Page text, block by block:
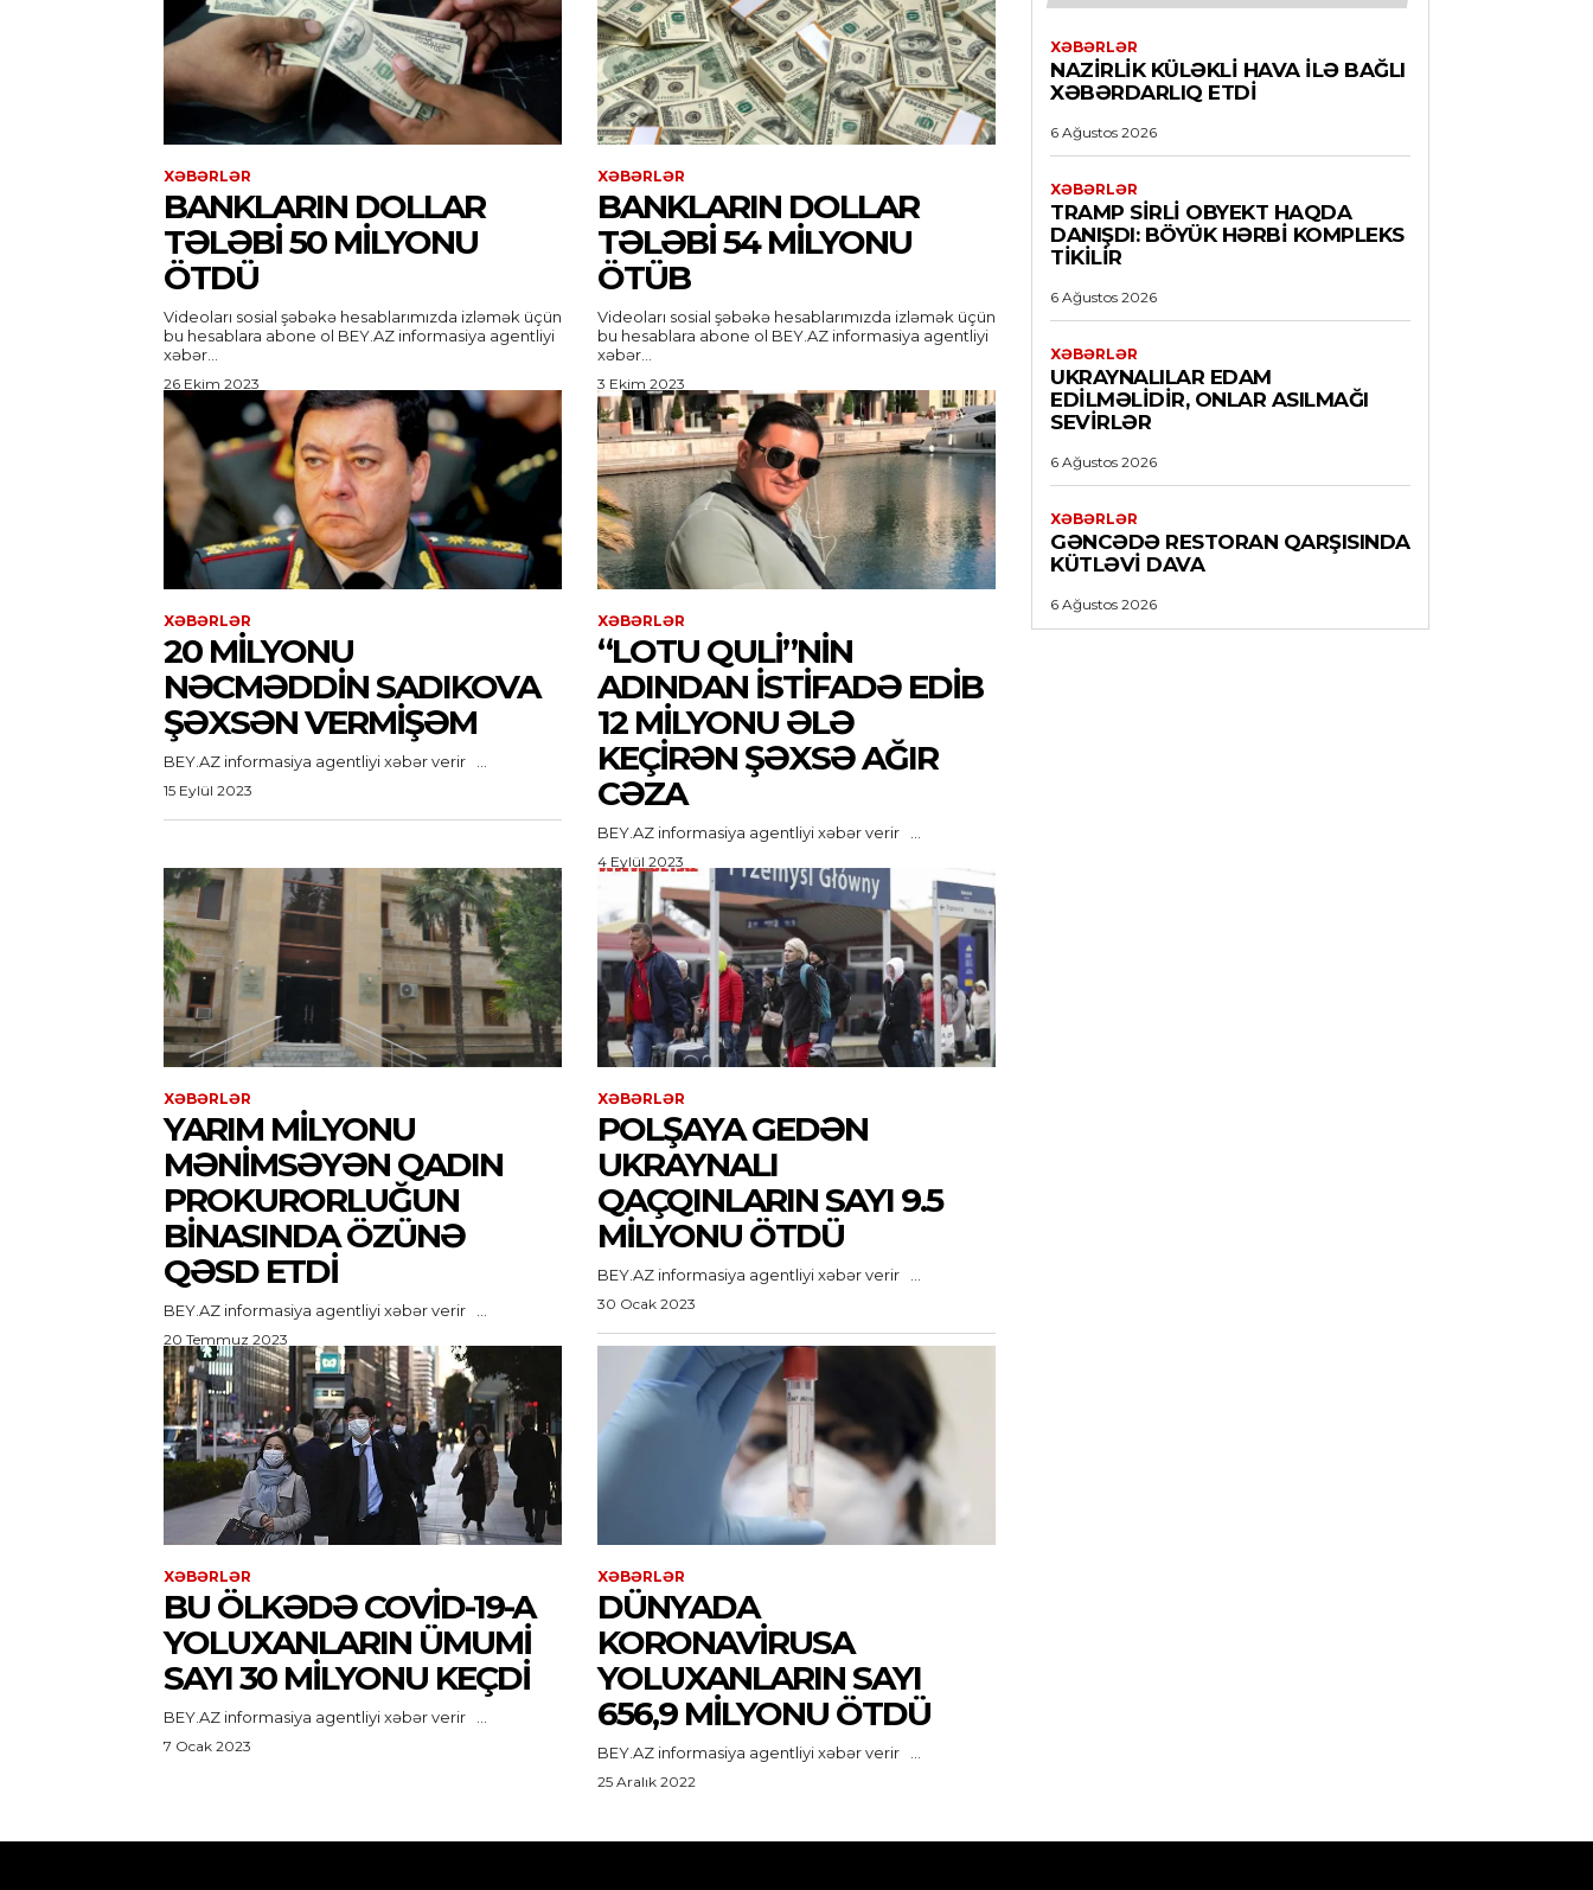
XƏBƏRLƏR
BANKLARIN DOLLAR
TƏLƏBI 50 MILYONU
ÖTDÜ
Videoları sosial şəbəkə hesablarımızda izləmək üçün
bu hesablara abone ol BEY.AZ informasiya agentliyi
xəbər...
26 Ekim 2023
XƏBƏRLƏR
BANKLARIN DOLLAR
TƏLƏBI 54 MILYONU
ÖTÜB
Videoları sosial şəbəkə hesablarımızda izləmək üçün
bu hesablara abone ol BEY.AZ informasiya agentliyi
xəbər...
3 Ekim 2023
XƏBƏRLƏR
20 MILYONU
NƏCMƏDDIN SADIKOVA
ŞƏXSƏN VERMIŞƏM
15 Eylül 2023
XƏBƏRLƏR
“LOTU QULI”NIN
ADINDAN ISTIFADƏ EDIB
12 MILYONU ƏLƏ
KEÇIRƏN ŞƏXSƏ AĞIR
CƏZA
4 Eylül 2023
XƏBƏRLƏR
YARIM MILYONU
MƏNIMSƏYƏN QADIN
PROKURORLUĞUN
BINASINDA ÖZÜNƏ
QƏSD ETDI
20 Temmuz 2023
XƏBƏRLƏR
POLŞAYA GEDƏN
UKRAYNALI
QAÇQINLARIN SAYI 9.5
MILYONU ÖTDÜ
30 Ocak 2023
XƏBƏRLƏR
BU ÖLKƏDƏ COVID-19-A
YOLUXANLARIN ÜMUMI
SAYI 30 MILYONU KEÇDI
7 Ocak 2023
XƏBƏRLƏR
DÜNYADA
KORONAVIRUSA
YOLUXANLARIN SAYI
656,9 MILYONU ÖTDÜ
25 Aralık 2022
XƏBƏRLƏR
NAZIRLIK KÜLƏKLI HAVA ILƏ BAĞLI
XƏBƏRDARLIQ ETDI
6 Ağustos 2026
XƏBƏRLƏR
TRAMP SIRLI OBYEKT HAQDA
DANIŞDI: BÖYÜK HƏRBI KOMPLEKS
TIKILIR
6 Ağustos 2026
XƏBƏRLƏR
UKRAYNALILAR EDAM
EDILMƏLIDIR, ONLAR ASILMAĞI
SEVIRLƏR
6 Ağustos 2026
XƏBƏRLƏR
GƏNCƏDƏ RESTORAN QARŞISINDA
KÜTLƏVI DAVA
6 Ağustos 2026